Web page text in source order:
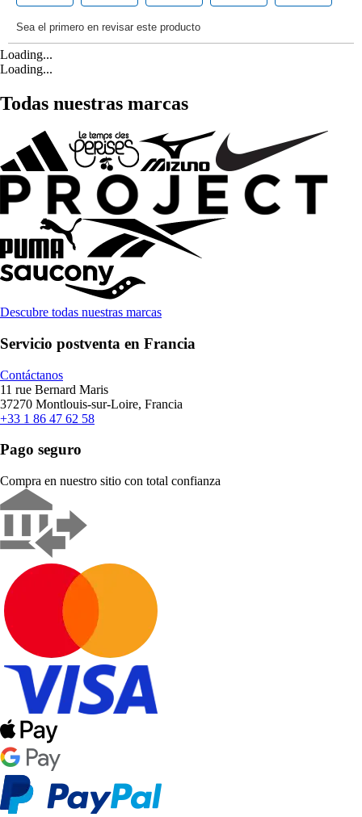
Loading...
Loading...
Todas nuestras marcas
Descubre todas nuestras marcas
Servicio postventa en Francia
Contáctanos
11 rue Bernard Maris
37270 Montlouis-sur-Loire, Francia
+33 1 86 47 62 58
Pago seguro
Compra en nuestro sitio con total confianza